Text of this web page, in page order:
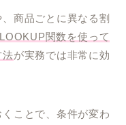
商品ごとに異なる割
関数を使って
法が実務では非常に効
ことで、条件が変わ